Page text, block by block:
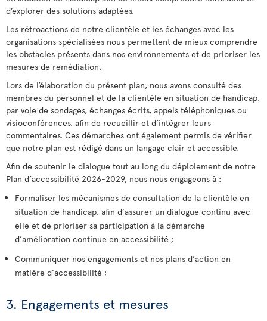
d’explorer des solutions adaptées.
Les rétroactions de notre clientèle et les échanges avec les
organisations spécialisées nous permettent de mieux comprendre
les obstacles présents dans nos environnements et de prioriser les
mesures de remédiation.
Lors de l’élaboration du présent plan, nous avons consulté des
membres du personnel et de la clientèle en situation de handicap,
par voie de sondages, échanges écrits, appels téléphoniques ou
visioconférences, afin de recueillir et d’intégrer leurs
commentaires. Ces démarches ont également permis de vérifier
que notre plan est rédigé dans un langage clair et accessible.
Afin de soutenir le dialogue tout au long du déploiement de notre
Plan d’accessibilité 2026-2029, nous nous engageons à :
Formaliser les mécanismes de consultation de la clientèle en
situation de handicap, afin d’assurer un dialogue continu avec
elle et de prioriser sa participation à la démarche
d’amélioration continue en accessibilité ;
Communiquer nos engagements et nos plans d’action en
matière d’accessibilité ;
3. Engagements et mesures